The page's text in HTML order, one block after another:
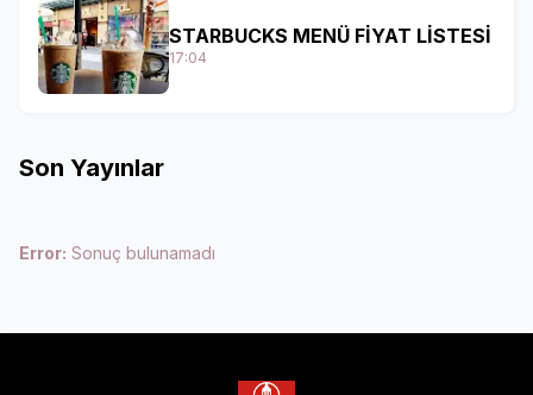
STARBUCKS MENÜ FİYAT LİSTESİ
17:04
Son Yayınlar
Error: Sonuç bulunamadı